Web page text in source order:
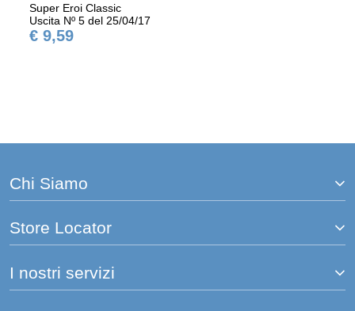
Super Eroi Classic
Uscita Nº 5 del 25/04/17
€ 9,59
Chi Siamo
Store Locator
I nostri servizi